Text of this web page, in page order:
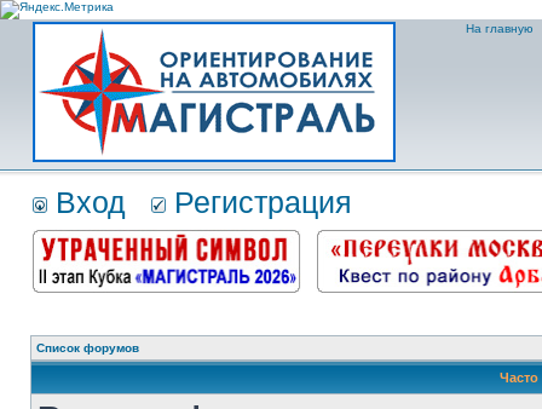
На главную
Вход Регистрация
Список форумов